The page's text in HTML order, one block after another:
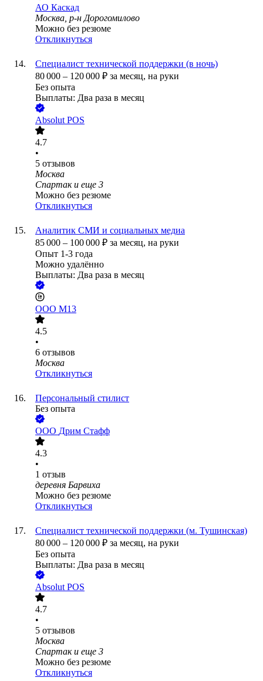
АО Каскад
Москва, р-н Дорогомилово
Можно без резюме
Откликнуться
Специалист технической поддержки (в ночь)
80 000 – 120 000 ₽ за месяц, на руки
Без опыта
Выплаты: Два раза в месяц
Absolut POS
4.7
•
5 отзывов
Москва
Спартак и еще 3
Можно без резюме
Откликнуться
Аналитик СМИ и социальных медиа
85 000 – 100 000 ₽ за месяц, на руки
Опыт 1-3 года
Можно удалённо
Выплаты: Два раза в месяц
ООО М13
4.5
•
6 отзывов
Москва
Откликнуться
Персональный стилист
Без опыта
ООО Дрим Стафф
4.3
•
1 отзыв
деревня Барвиха
Можно без резюме
Откликнуться
Специалист технической поддержки (м. Тушинская)
80 000 – 120 000 ₽ за месяц, на руки
Без опыта
Выплаты: Два раза в месяц
Absolut POS
4.7
•
5 отзывов
Москва
Спартак и еще 3
Можно без резюме
Откликнуться